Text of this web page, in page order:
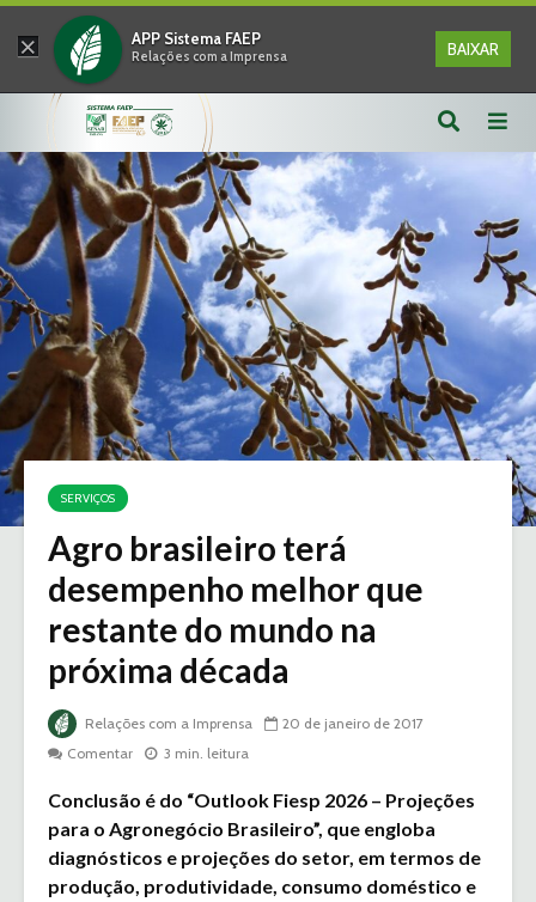
× APP Sistema FAEP
Relações com a Imprensa BAIXAR
SERVIÇOS
Agro brasileiro terá
desempenho melhor que
restante do mundo na
próxima década
Relações com a Imprensa
20 de janeiro de 2017
Comentar
3 min. leitura
Conclusão é do “Outlook Fiesp 2026 – Projeções
para o Agronegócio Brasileiro”, que engloba
diagnósticos e projeções do setor, em termos de
produção, produtividade, consumo doméstico e